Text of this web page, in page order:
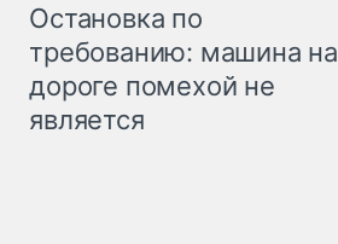
Остановка по
требованию: машина на
дороге помехой не
является